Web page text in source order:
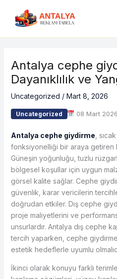
Antalya cephe
Dayanıklılık ve
Uncategorized / Mart 8, 2026
Uncategorized 08 Mart 2026
Antalya cephe giydirme ,
fonksiyonelliği bir araya getiren
Güneşin yoğunluğu, tuzlu
bölgesel koşullar için uygun
görsel kalite sağlar. Cephe
güvenlik, karar vericilerin
doğrudan etkiler. Dış cephe
proje maliyetlerini ve
unsurlardır. Antalya dış cephe
tercih yaparken, cephe giydirme
estetik hedeflerle uyumlu
İkinci olarak konuyu farklı